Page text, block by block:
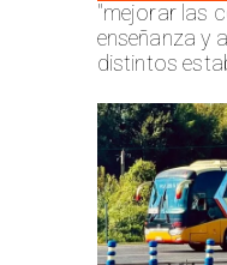
"mejorar las
enseñanza y
distintos